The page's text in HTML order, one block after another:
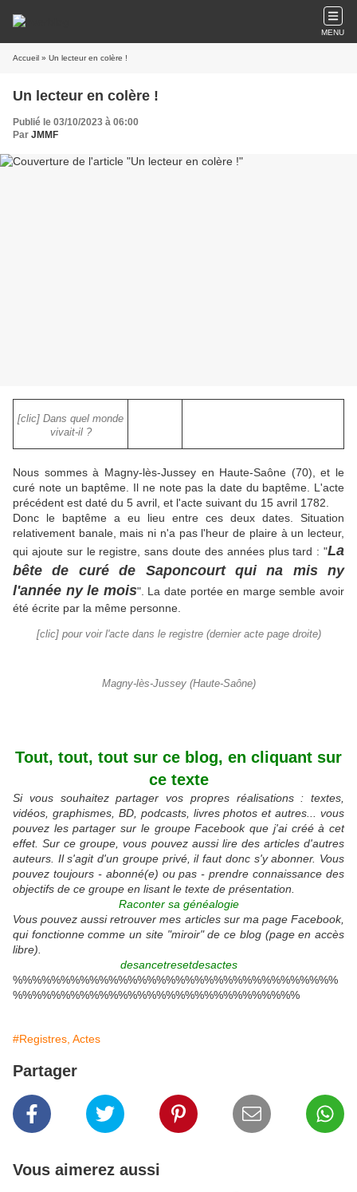
MENU
Accueil » Un lecteur en colère !
Un lecteur en colère !
Publié le 03/10/2023 à 06:00
Par JMMF
[clic] Dans quel monde
vivait-il ?
Nous sommes à Magny-lès-Jussey en Haute-Saône (70), et le
curé note un baptême. Il ne note pas la date du baptême. L'acte
précédent est daté du 5 avril, et l'acte suivant du 15 avril 1782.
Donc le baptême a eu lieu entre ces deux dates. Situation
relativement banale, mais ni n'a pas l'heur de plaire à un lecteur,
qui ajoute sur le registre, sans doute des années plus tard : "La
bête de curé de Saponcourt qui na mis ny
l'année ny le mois". La date portée en marge semble avoir
été écrite par la même personne.
[clic] pour voir l'acte dans le registre (dernier acte page droite)
Magny-lès-Jussey (Haute-Saône)
Tout, tout, tout sur ce blog, en cliquant sur
ce texte
Si vous souhaitez partager vos propres réalisations : textes,
vidéos, graphismes, BD, podcasts, livres photos et autres... vous
pouvez les partager sur le groupe Facebook que j'ai créé à cet
effet. Sur ce groupe, vous pouvez aussi lire des articles d'autres
auteurs. Il s'agit d'un groupe privé, il faut donc s'y abonner. Vous
pouvez toujours - abonné(e) ou pas - prendre connaissance des
objectifs de ce groupe en lisant le texte de présentation.
Raconter sa généalogie
Vous pouvez aussi retrouver mes articles sur ma page Facebook,
qui fonctionne comme un site "miroir" de ce blog (page en accès
libre).
desancetresetdesactes
%%%%%%%%%%%%%%%%%%%%%%%%%%%%%%%%%%
%%%%%%%%%%%%%%%%%%%%%%%%%%%%%%
#Registres, Actes
Partager
Vous aimerez aussi